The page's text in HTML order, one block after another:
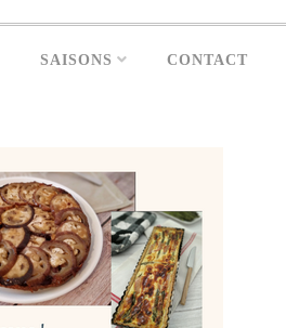
SAISONS CONTACT